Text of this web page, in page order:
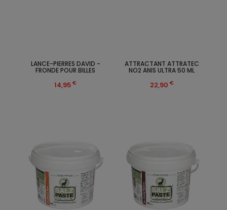
LANCE-PIERRES DAVID -
FRONDE POUR BILLES
14,95 €
ATTRACTANT ATTRATEC
NO2 ANIS ULTRA 50 ML
22,90 €